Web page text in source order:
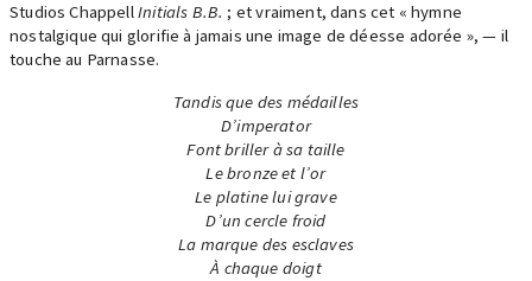
Studios ChappellInitials B.B. ; et vraiment, dans cet « hymne
nostalgique qui glorifie à jamais une image de déesse adorée », — il
touche au Parnasse.
Tandis que des médailles
D’imperator
Font briller à sa taille
Le bronze et l’or
Le platine lui grave
D’un cercle froid
La marque des esclaves
À chaque doigt